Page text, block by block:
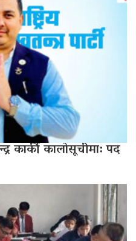
कार्की कालोसूचीमा: पद